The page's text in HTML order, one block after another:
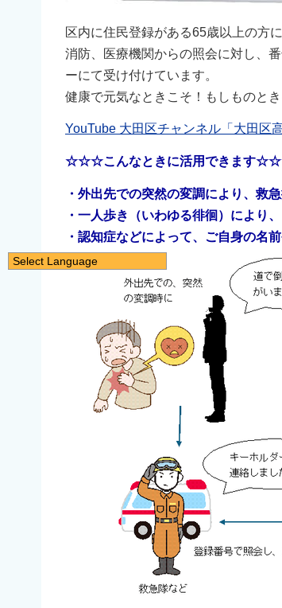
区内に住民登録がある65歳以上の方に
消防、医療機関からの照会に対し、
ーにて受け付けています。
健康で元気なときこそ！もしものと
YouTube 大田区チャンネル「大田区
☆☆☆こんなときに活用できます
・外出先での突然の変調により、救
・一人歩き（いわゆる徘徊）により
・認知症などによって、ご自身の名
Select Language